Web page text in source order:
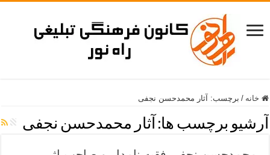
خانه / برچسب: آثار محمدحسن نجفی
آرشیو برچسب ها: آثار محمدحسن نجفی